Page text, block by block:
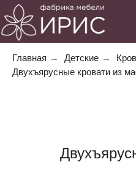
Главная → Детские →
Двухъярусные кровати из